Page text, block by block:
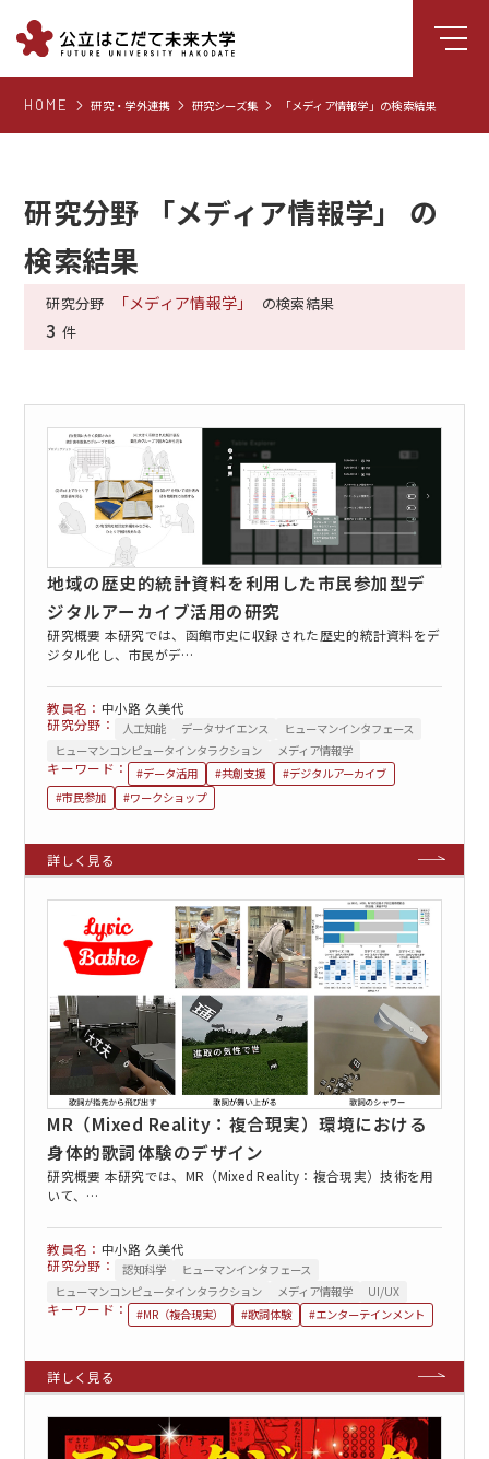
大学について
大学院
研究・学外連携
図書館
受験生向け情報
EN アクセス お問合せ
HOME 研究・学外連携 研究シーズ集 「メディア情報学」の検索結果
研究分野 「メディア情報学」 の
検索結果
研究分野 「メディア情報学」 の検索結果
3 件
地域の歴史的統計資料を利用した市民参加型デ
ジタルアーカイブ活用の研究
研究概要 本研究では、函館市史に収録された歴史的統計資料をデ
ジタル化し、市民がデ…
中小路 久美代
研究分野：
人工知能 データサイエンス
ヒューマンインタフェース
ヒューマンコンピュータインタラクション
メディア情報学
キーワード： #データ活用 #共創支援
#デジタルアーカイブ
#市民参加
#ワークショップ
MR（Mixed Reality：複合現実）環境における
身体的歌詞体験のデザイン
研究概要 本研究では、MR（Mixed Reality：複合現実）技術を用
いて、…
中小路 久美代
研究分野：
認知科学
ヒューマンインタフェース
ヒューマンコンピュータインタラクション
メディア情報学 UI/UX
キーワード： #MR（複合現実） #歌詞体験 #エンターテインメント